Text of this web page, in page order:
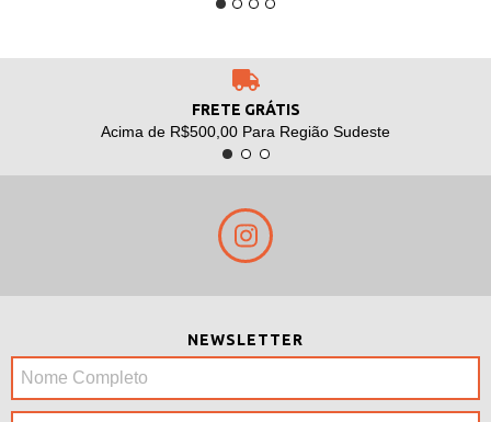
FRETE GRÁTIS
Acima de R$500,00 Para Região Sudeste
NEWSLETTER